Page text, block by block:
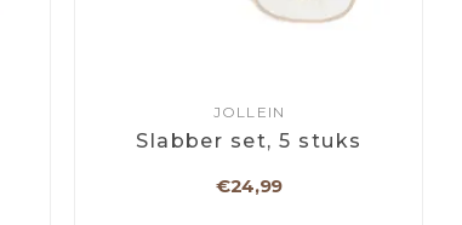
JOLLEIN
Slabber set, 5 stuks
€24,99